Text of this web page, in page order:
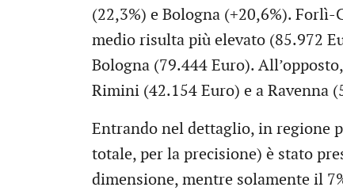
(22,3%) e Bologna (+20,6%).
medio risulta più elevato (85.972
Bologna (79.444 Euro).
Rimini (42.154 Euro) e a Ravenna
Entrando nel dettaglio, in regione
totale, per la precisione) è stato
dimensione, mentre solamente il